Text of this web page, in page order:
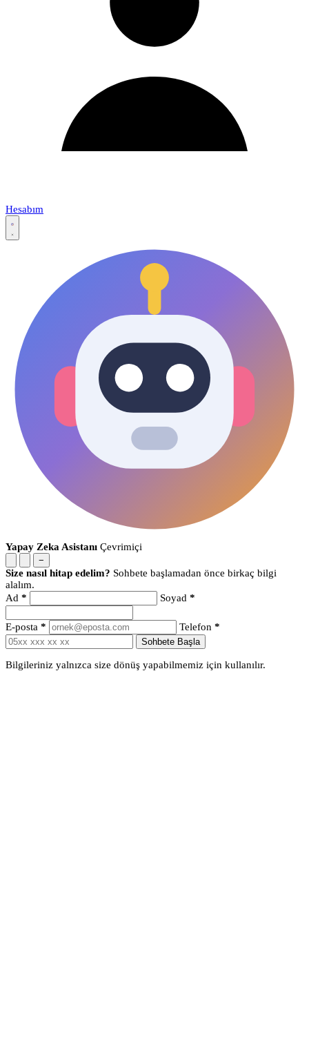
Hesabım
Yapay Zeka Asistanı Çevrimiçi
−
Size nasıl hitap edelim? Sohbete başlamadan önce birkaç bilgi
alalım.
Ad * Soyad *
E-posta * Telefon *
Sohbete Başla
Bilgileriniz yalnızca size dönüş yapabilmemiz için kullanılır.